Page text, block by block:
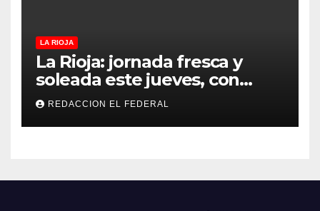
LA RIOJA
La Rioja: jornada fresca y
soleada este jueves, con
temperaturas estables para
el viernes
REDACCION EL FEDERAL